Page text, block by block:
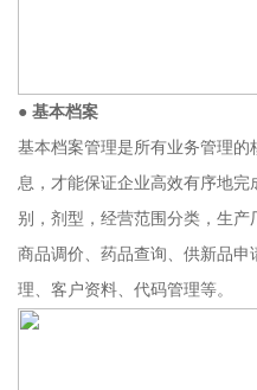
● 基本档案
基本档案管理是所有业务管理
息，才能保证企业高效有序地
别，剂型，经营范围分类，生产
商品调价、药品查询、供新品
理、客户资料、代码管理等。